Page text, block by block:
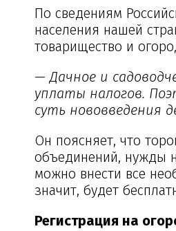
По сведениям
населения нашей
товарищество и
— Дачное и
уплаты налогов.
суть нововведения
Он поясняет, что
объединений, нужды
можно внести все
значит, будет
Регистрация на